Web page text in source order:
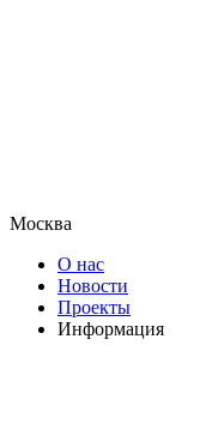
Москва
О нас
Новости
Проекты
Информация